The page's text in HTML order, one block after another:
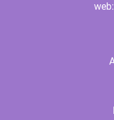
web: